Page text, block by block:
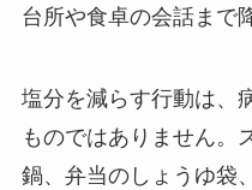
台所や食卓の会話まで
塩分を減らす行動は、
ものではありません。
鍋、弁当のしょうゆ袋